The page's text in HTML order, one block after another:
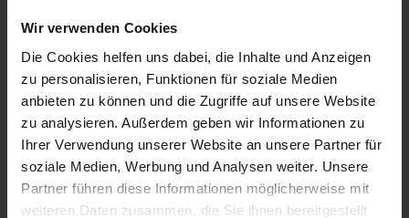
Wir verwenden Cookies
Die Cookies helfen uns dabei, die Inhalte und Anzeigen
zu personalisieren, Funktionen für soziale Medien
anbieten zu können und die Zugriffe auf unsere Website
zu analysieren. Außerdem geben wir Informationen zu
Ihrer Verwendung unserer Website an unsere Partner für
soziale Medien, Werbung und Analysen weiter. Unsere
Partner führen diese Informationen möglicherweise mit
weiteren Daten zusammen, die Sie ihnen bereitgestellt
KONTERMUTTER=OHNE KONTERMUTTER
L4=13 HUB S=4 SW1=10 F X 30°=1
FEDERKRAFT ANFANG F1 CA. N=6
FEDERKRAFT ENDE F2 CA. N=12
Bestellnummer: 03092-03004
zzgl. MwSt.
zzgl. Versandkosten
DETAILS